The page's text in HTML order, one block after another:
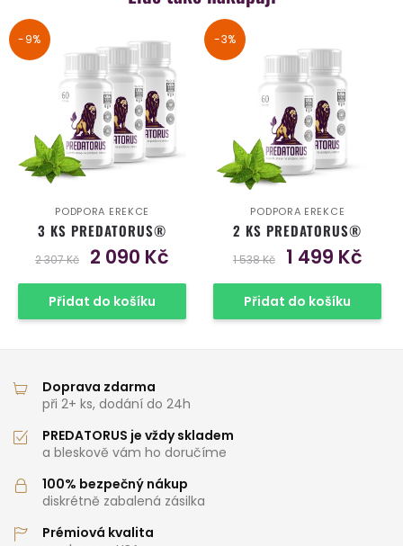
-9%
PODPORA EREKCE
3 KS PREDATORUS®
2 307Kč
Original
2
2 090 Kč
Přidat do košíku
-3%
PODPORA EREKCE
2 KS PREDATORUS®
1 538Kč
Original
1 499 Kč
Přidat do košíku
Doprava zdarma
při 2+ ks, dodání do 24h
PREDATORUS je vždy skladem
a bleskově vám ho doručíme
100% bezpečný nákup
diskrétně zabalená zásilka
Prémiová kvalita